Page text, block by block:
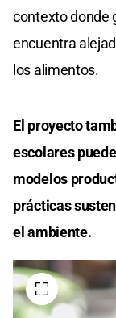
contexto donde
encuentra
los alimentos.
El proyecto
escolares
modelos
prácticas
el ambiente.